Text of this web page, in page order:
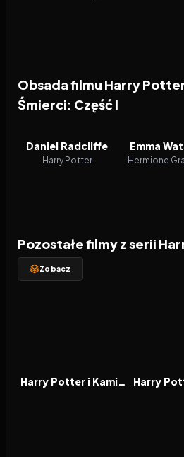
Obsada filmu Harry
Śmierci: Część I
Daniel Radcliffe
Harry Potter
Emma
Hermione
Pozostałe filmy z serii
Zobacz
FILM Harry Potter i Kamień Filozoficzny FILM